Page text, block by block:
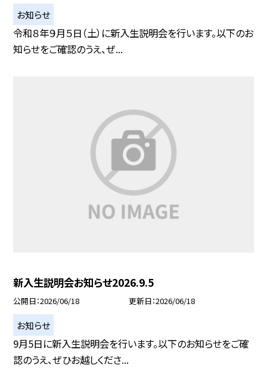
お知らせ
令和８年９月５日（土）に新入生説明会を行います。以下のお
知らせをご確認のうえ、ぜ...
新入生説明会お知らせ2026.9.5
公開日 2026/06/18 更新日 2026/06/18
お知らせ
9月5日に新入生説明会を行います。以下のお知らせをご確
認のうえ、ぜひお越しくださ...